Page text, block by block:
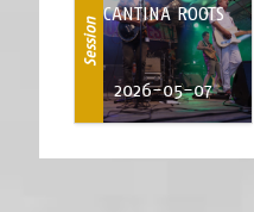
Session
CANTINA ROOTS
2026-05-07